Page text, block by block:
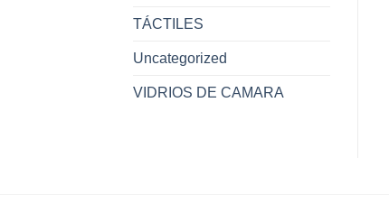
TÁCTILES
Uncategorized
VIDRIOS DE CAMARA